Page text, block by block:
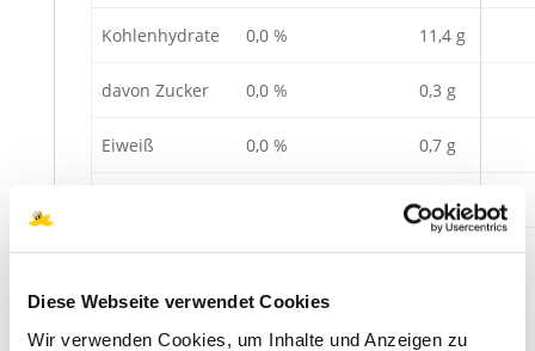
Diese Webseite verwendet Cookies
Wir verwenden Cookies, um Inhalte und Anzeigen zu
Kohlenhydrate 0,0 % 11,4 g
davon Zucker 0,0 % 0,3 g
Eiweiß 0,0 % 0,7 g
0,08 g